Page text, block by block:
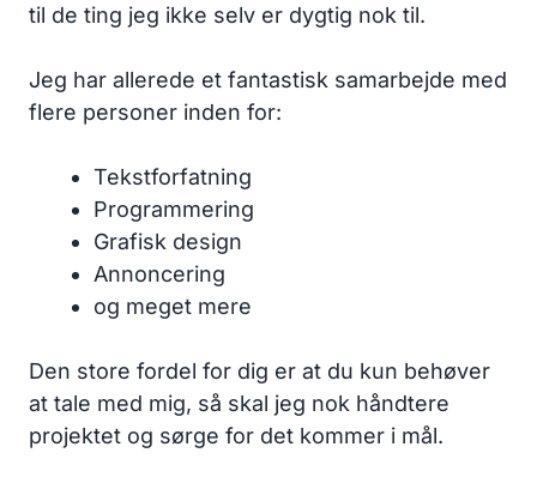
til de ting jeg ikke selv er dygtig nok til.
Jeg har allerede et fantastisk samarbejde med
flere personer inden for:
Tekstforfatning
Programmering
Grafisk design
Annoncering
og meget mere
Den store fordel for dig er at du kun behøver
at tale med mig, så skal jeg nok håndtere
projektet og sørge for det kommer i mål.